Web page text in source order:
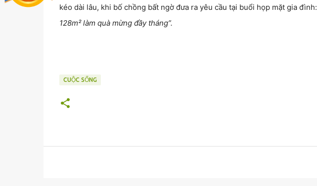
kéo dài lâu, khi bố chồng bất ngờ đưa ra yêu cầu tại buổi họp mặt gia đình:
128m² làm quà mừng đầy tháng”.
CUỘC SỐNG